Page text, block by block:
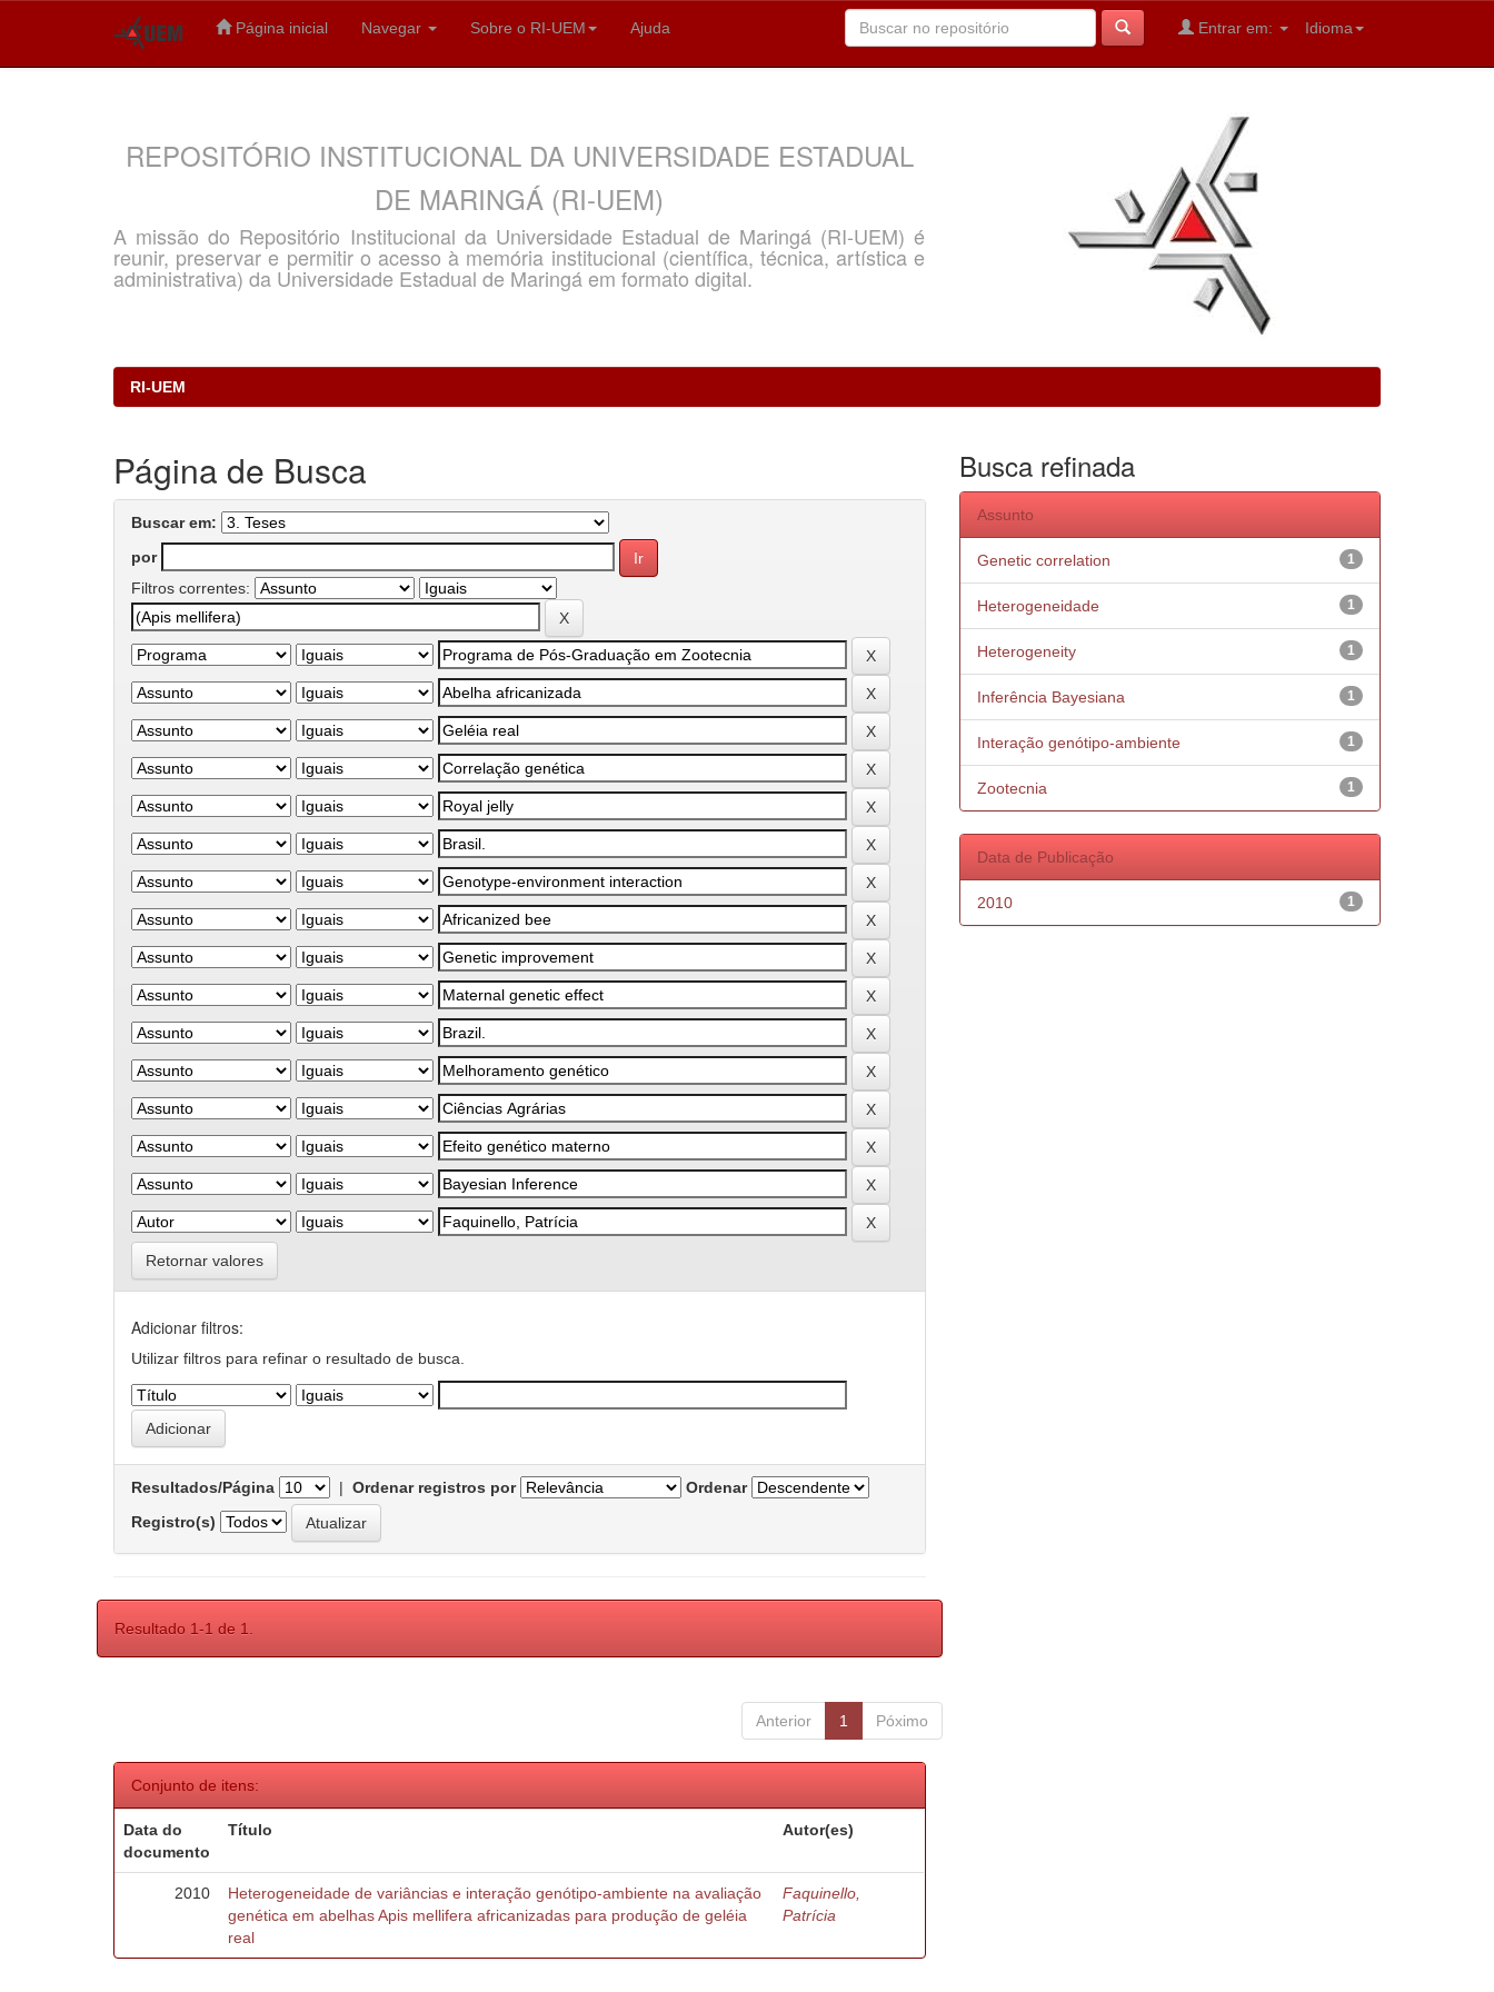
Página inicial Navegar Sobre o RI-UEM Ajuda Idioma
Entrar em:
REPOSITÓRIO INSTITUCIONAL DA UNIVERSIDADE ESTADUAL
DE MARINGÁ (RI-UEM)
A missão do Repositório Institucional da Universidade Estadual de Maringá (RI-UEM) é
reunir, preservar e permitir o acesso à memória institucional (científica, técnica, artística e
administrativa) da Universidade Estadual de Maringá em formato digital.
RI-UEM
Página de Busca
Buscar em:
por
Filtros correntes:
Retornar valores
Adicionar filtros:
Utilizar filtros para refinar o resultado de busca.
Resultados/Página | Ordenar registros por
Ordenar
Registro(s)
Resultado 1-1 de 1.
Anterior 1 Póximo
Conjunto de itens:
Data do
documento
Título Autor(es)
2010
Heterogeneidade de variâncias e interação genótipo-ambiente na avaliação
genética em abelhas Apis mellifera africanizadas para produção de geléia
real
Faquinello,
Patrícia
Busca refinada
Assunto
1
Genetic correlation
1
Heterogeneidade
1
Heterogeneity
1
Inferência Bayesiana
1
Interação genótipo-ambiente
1
Zootecnia
Data de Publicação
1
2010